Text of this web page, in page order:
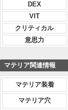
DEX
VIT
クリティカル
意思力
マテリア関連情報
マテリア装着
マテリア穴